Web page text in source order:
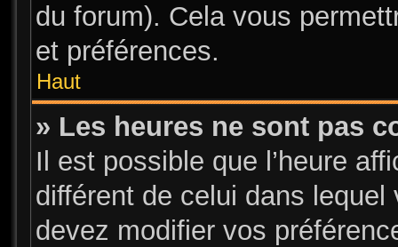
du forum). Cela vous
et préférences.
Haut
» Les heures ne sont pas
Il est possible que l’heure
différent de celui dans
devez modifier vos